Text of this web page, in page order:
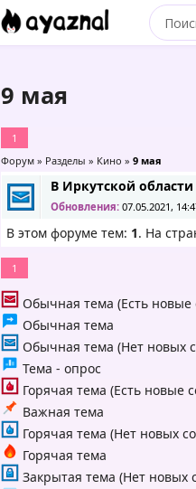
9 мая
1
Форум » Разделы » Кино » 9 мая
В Иркутской
Обновления: 07.05.2021,
В этом форуме тем: 1. На
1
Обычная тема (Есть
Обычная тема
Обычная тема (Нет новых
Тема - опрос
Горячая тема (Есть новые
Важная тема
Горячая тема (Нет новых
Горячая тема
Закрытая тема (Нет новых